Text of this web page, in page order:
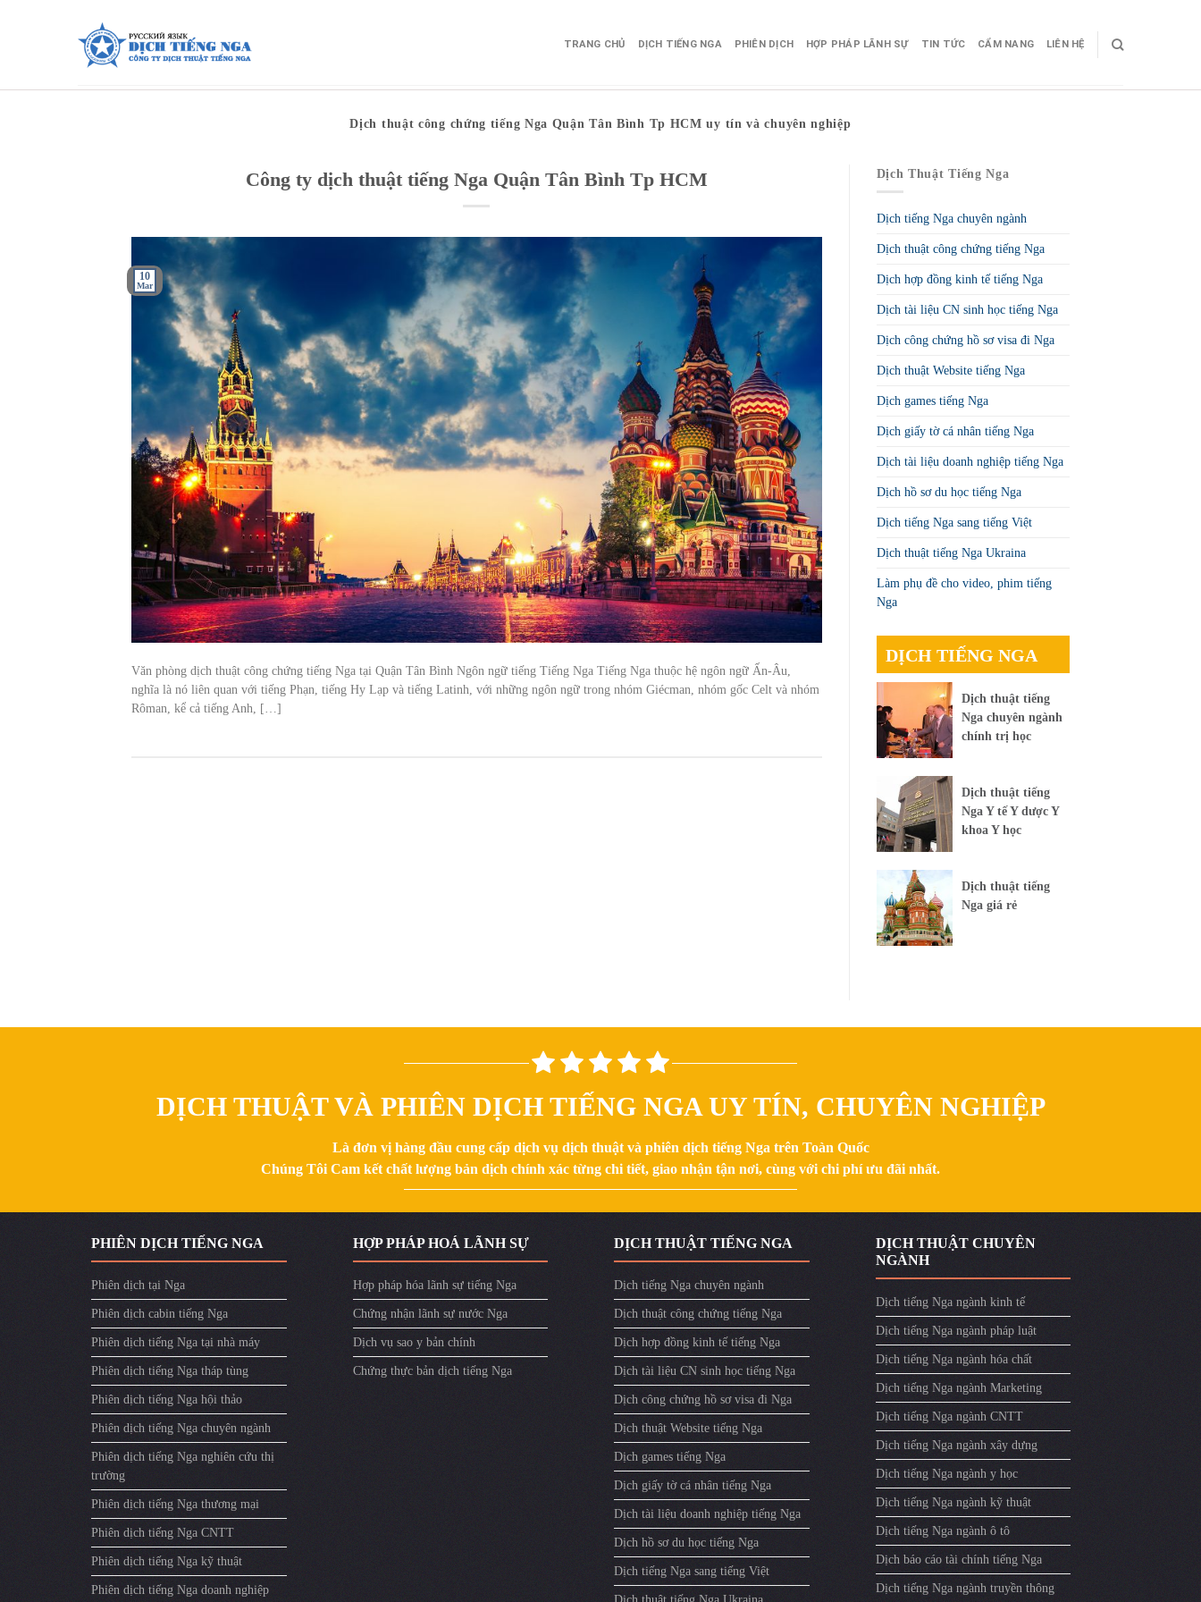
TRANG CHỦ DỊCH TIẾNG NGA PHIÊN DỊCH HỢP PHÁP LÃNH SỰ TIN TỨC CẨM NANG LIÊN HỆ
Dịch thuật công chứng tiếng Nga Quận Tân Bình Tp HCM uy tín và chuyên nghiệp
Công ty dịch thuật tiếng Nga Quận Tân Bình Tp HCM
10
Mar
Văn phòng dịch thuật công chứng tiếng Nga tại Quận Tân Bình Ngôn ngữ tiếng Tiếng Nga Tiếng Nga thuộc hệ ngôn ngữ Ấn-Âu,
nghĩa là nó liên quan với tiếng Phạn, tiếng Hy Lạp và tiếng Latinh, với những ngôn ngữ trong nhóm Giécman, nhóm gốc Celt và nhóm
Rôman, kể cả tiếng Anh, […]
Dịch Thuật Tiếng Nga
Dịch tiếng Nga chuyên ngành
Dịch thuật công chứng tiếng Nga
Dịch hợp đồng kinh tế tiếng Nga
Dịch tài liệu CN sinh học tiếng Nga
Dịch công chứng hồ sơ visa đi Nga
Dịch thuật Website tiếng Nga
Dịch games tiếng Nga
Dịch giấy tờ cá nhân tiếng Nga
Dịch tài liệu doanh nghiệp tiếng Nga
Dịch hồ sơ du học tiếng Nga
Dịch tiếng Nga sang tiếng Việt
Dịch thuật tiếng Nga Ukraina
Làm phụ đề cho video, phim tiếng
Nga
DỊCH TIẾNG NGA
Dịch thuật tiếng
Nga chuyên ngành
chính trị học
Dịch thuật tiếng
Nga Y tế Y dược Y
khoa Y học
Dịch thuật tiếng
Nga giá rẻ
DỊCH THUẬT VÀ PHIÊN DỊCH TIẾNG NGA UY TÍN, CHUYÊN NGHIỆP
Là đơn vị hàng đầu cung cấp dịch vụ dịch thuật và phiên dịch tiếng Nga trên Toàn Quốc
Chúng Tôi Cam kết chất lượng bản dịch chính xác từng chi tiết, giao nhận tận nơi, cùng với chi phí ưu đãi nhất.
PHIÊN DỊCH TIẾNG NGA
Phiên dịch tại Nga
Phiên dịch cabin tiếng Nga
Phiên dịch tiếng Nga tại nhà máy
Phiên dịch tiếng Nga tháp tùng
Phiên dịch tiếng Nga hội thảo
Phiên dịch tiếng Nga chuyên ngành
Phiên dịch tiếng Nga nghiên cứu thị
trường
Phiên dịch tiếng Nga thương mại
Phiên dịch tiếng Nga CNTT
Phiên dịch tiếng Nga kỹ thuật
Phiên dịch tiếng Nga doanh nghiệp
HỢP PHÁP HOÁ LÃNH SỰ
Hợp pháp hóa lãnh sự tiếng Nga
Chứng nhận lãnh sự nước Nga
Dịch vụ sao y bản chính
Chứng thực bản dịch tiếng Nga
DỊCH THUẬT TIẾNG NGA
Dịch tiếng Nga chuyên ngành
Dịch thuật công chứng tiếng Nga
Dịch hợp đồng kinh tế tiếng Nga
Dịch tài liệu CN sinh học tiếng Nga
Dịch công chứng hồ sơ visa đi Nga
Dịch thuật Website tiếng Nga
Dịch games tiếng Nga
Dịch giấy tờ cá nhân tiếng Nga
Dịch tài liệu doanh nghiệp tiếng Nga
Dịch hồ sơ du học tiếng Nga
Dịch tiếng Nga sang tiếng Việt
DỊCH THUẬT CHUYÊN
NGÀNH
Dịch tiếng Nga ngành kinh tế
Dịch tiếng Nga ngành pháp luật
Dịch tiếng Nga ngành hóa chất
Dịch tiếng Nga ngành Marketing
Dịch tiếng Nga ngành CNTT
Dịch tiếng Nga ngành xây dựng
Dịch tiếng Nga ngành y học
Dịch tiếng Nga ngành kỹ thuật
Dịch tiếng Nga ngành ô tô
Dịch báo cáo tài chính tiếng Nga
Dịch tiếng Nga ngành truyền thông